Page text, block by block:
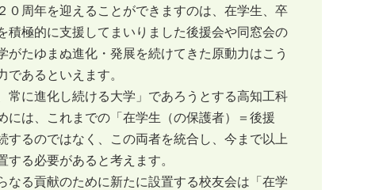
周年を迎えることができますのは、在学生、卒
極的に支援してまいりました後援会や同窓会の
たゆまぬ進化・発展を続けてきた原動力はこう
あるといえます。
に進化し続ける大学」であろうとする高知工科
は、これまでの「在学生（の保護者）＝後援
るのではなく、この両者を統合し、今まで以上
る必要があると考えます。
る貢献のために新たに設置する校友会は「在学